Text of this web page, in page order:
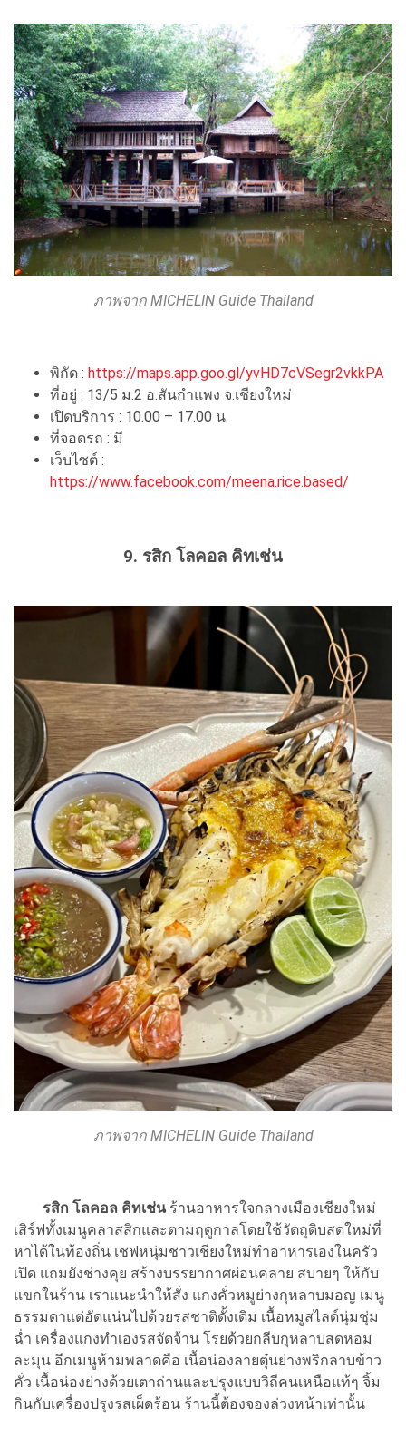
ภาพจาก MICHELIN Guide Thailand
พิกัด : https://maps.app.goo.gl/yvHD7cVSegr2vkkPA
ที่อยู่ : 13/5 ม.2 อ.สันกำแพง จ.เชียงใหม่
เปิดบริการ : 10.00 – 17.00 น.
ที่จอดรถ : มี
เว็บไซต์ :
https://www.facebook.com/meena.rice.based/
9. รสิก โลคอล คิทเช่น
ภาพจาก MICHELIN Guide Thailand
รสิก โลคอล คิทเช่นร้านอาหารใจกลางเมืองเชียงใหม่
เสิร์ฟทั้งเมนูคลาสสิกและตามฤดูกาลโดยใช้วัตถุดิบสดใหม่ที่
หาได้ในท้องถิ่น เชฟหนุ่มชาวเชียงใหม่ทำอาหารเองในครัว
เปิด แถมยังช่างคุย สร้างบรรยากาศผ่อนคลาย สบายๆ ให้กับ
แขกในร้าน เราแนะนำให้สั่ง แกงคั่วหมูย่างกุหลาบมอญ เมนู
ธรรมดาแต่อัดแน่นไปด้วยรสชาติดั้งเดิม เนื้อหมูสไลด์นุ่มชุ่ม
ฉ่ำ เครื่องแกงทำเองรสจัดจ้าน โรยด้วยกลีบกุหลาบสดหอม
ละมุน อีกเมนูห้ามพลาดคือ เนื้อน่องลายตุ๋นย่างพริกลาบข้าว
คั่ว เนื้อน่องย่างด้วยเตาถ่านและปรุงแบบวิถีคนเหนือแท้ๆ จิ้ม
กินกับเครื่องปรุงรสเผ็ดร้อน ร้านนี้ต้องจองล่วงหน้าเท่านั้น